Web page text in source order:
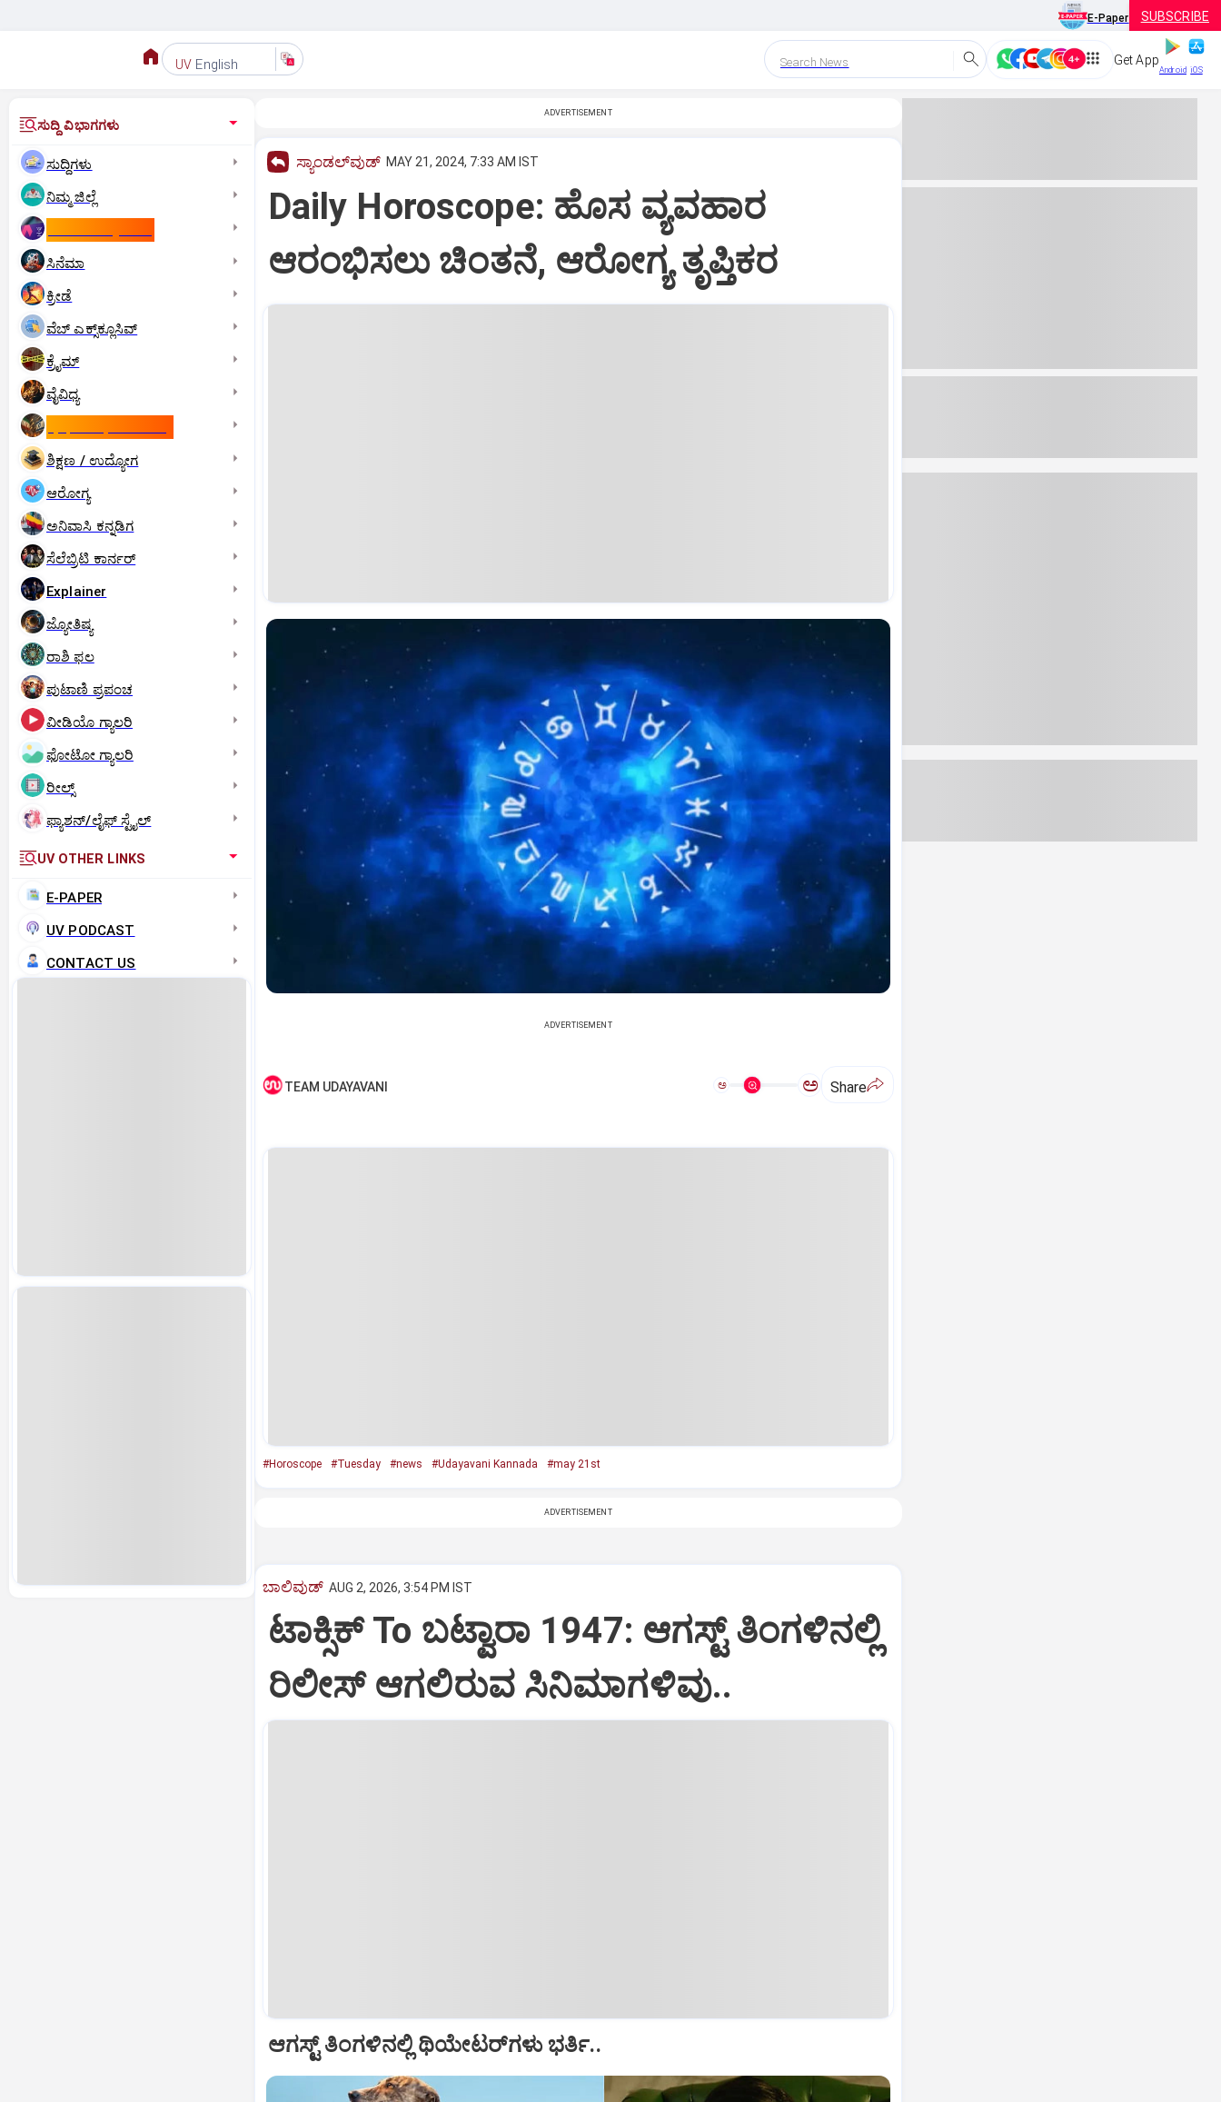
E-Paper SUBSCRIBE
UV English Search News Get App
Android iOS
ಸುದ್ದಿ ವಿಭಾಗಗಳು
ಸುದ್ದಿಗಳು
ನಿಮ್ಮ ಜಿಲ್ಲೆ
ಸಿನೆಮಾ
ಕ್ರೀಡೆ
ವೆಬ್ ಎಕ್ಸ್‌ಕ್ಲೂಸಿವ್
ಕ್ರೈಮ್
ವೈವಿಧ್ಯ
ಶಿಕ್ಷಣ / ಉದ್ಯೋಗ
ಆರೋಗ್ಯ
ಅನಿವಾಸಿ ಕನ್ನಡಿಗ
ಸೆಲೆಬ್ರಿಟಿ ಕಾರ್ನರ್‌
Explainer
ಜ್ಯೋತಿಷ್ಯ
ರಾಶಿ ಫಲ
ಪುಟಾಣಿ ಪ್ರಪಂಚ
ವೀಡಿಯೊ ಗ್ಯಾಲರಿ
ಫೋಟೋ ಗ್ಯಾಲರಿ
ರೀಲ್ಸ್
ಫ್ಯಾಶನ್/ಲೈಫ್‌ ಸ್ಟೈಲ್
UV OTHER LINKS
E-PAPER
UV PODCAST
CONTACT US
ADVERTISEMENT
ಸ್ಯಾಂಡಲ್‌ವುಡ್‌ MAY 21, 2024, 7:33 AM IST
Daily Horoscope: ಹೊಸ ವ್ಯವಹಾರ
ಆರಂಭಿಸಲು ಚಿಂತನೆ, ಆರೋಗ್ಯ ತೃಪ್ತಿಕರ
ADVERTISEMENT
TEAM UDAYAVANI ಅ ಅ Share
#Horoscope #Tuesday #news #Udayavani Kannada #may 21st
ADVERTISEMENT
ಬಾಲಿವುಡ್‌ AUG 2, 2026, 3:54 PM IST
ಟಾಕ್ಸಿಕ್ To ಬಟ್ವಾರಾ 1947: ಆಗಸ್ಟ್‌ ತಿಂಗಳಿನಲ್ಲಿ
ರಿಲೀಸ್‌ ಆಗಲಿರುವ ಸಿನಿಮಾಗಳಿವು..
ಆಗಸ್ಟ್‌ ತಿಂಗಳಿನಲ್ಲಿ ಥಿಯೇಟರ್‌ಗಳು ಭರ್ತಿ..